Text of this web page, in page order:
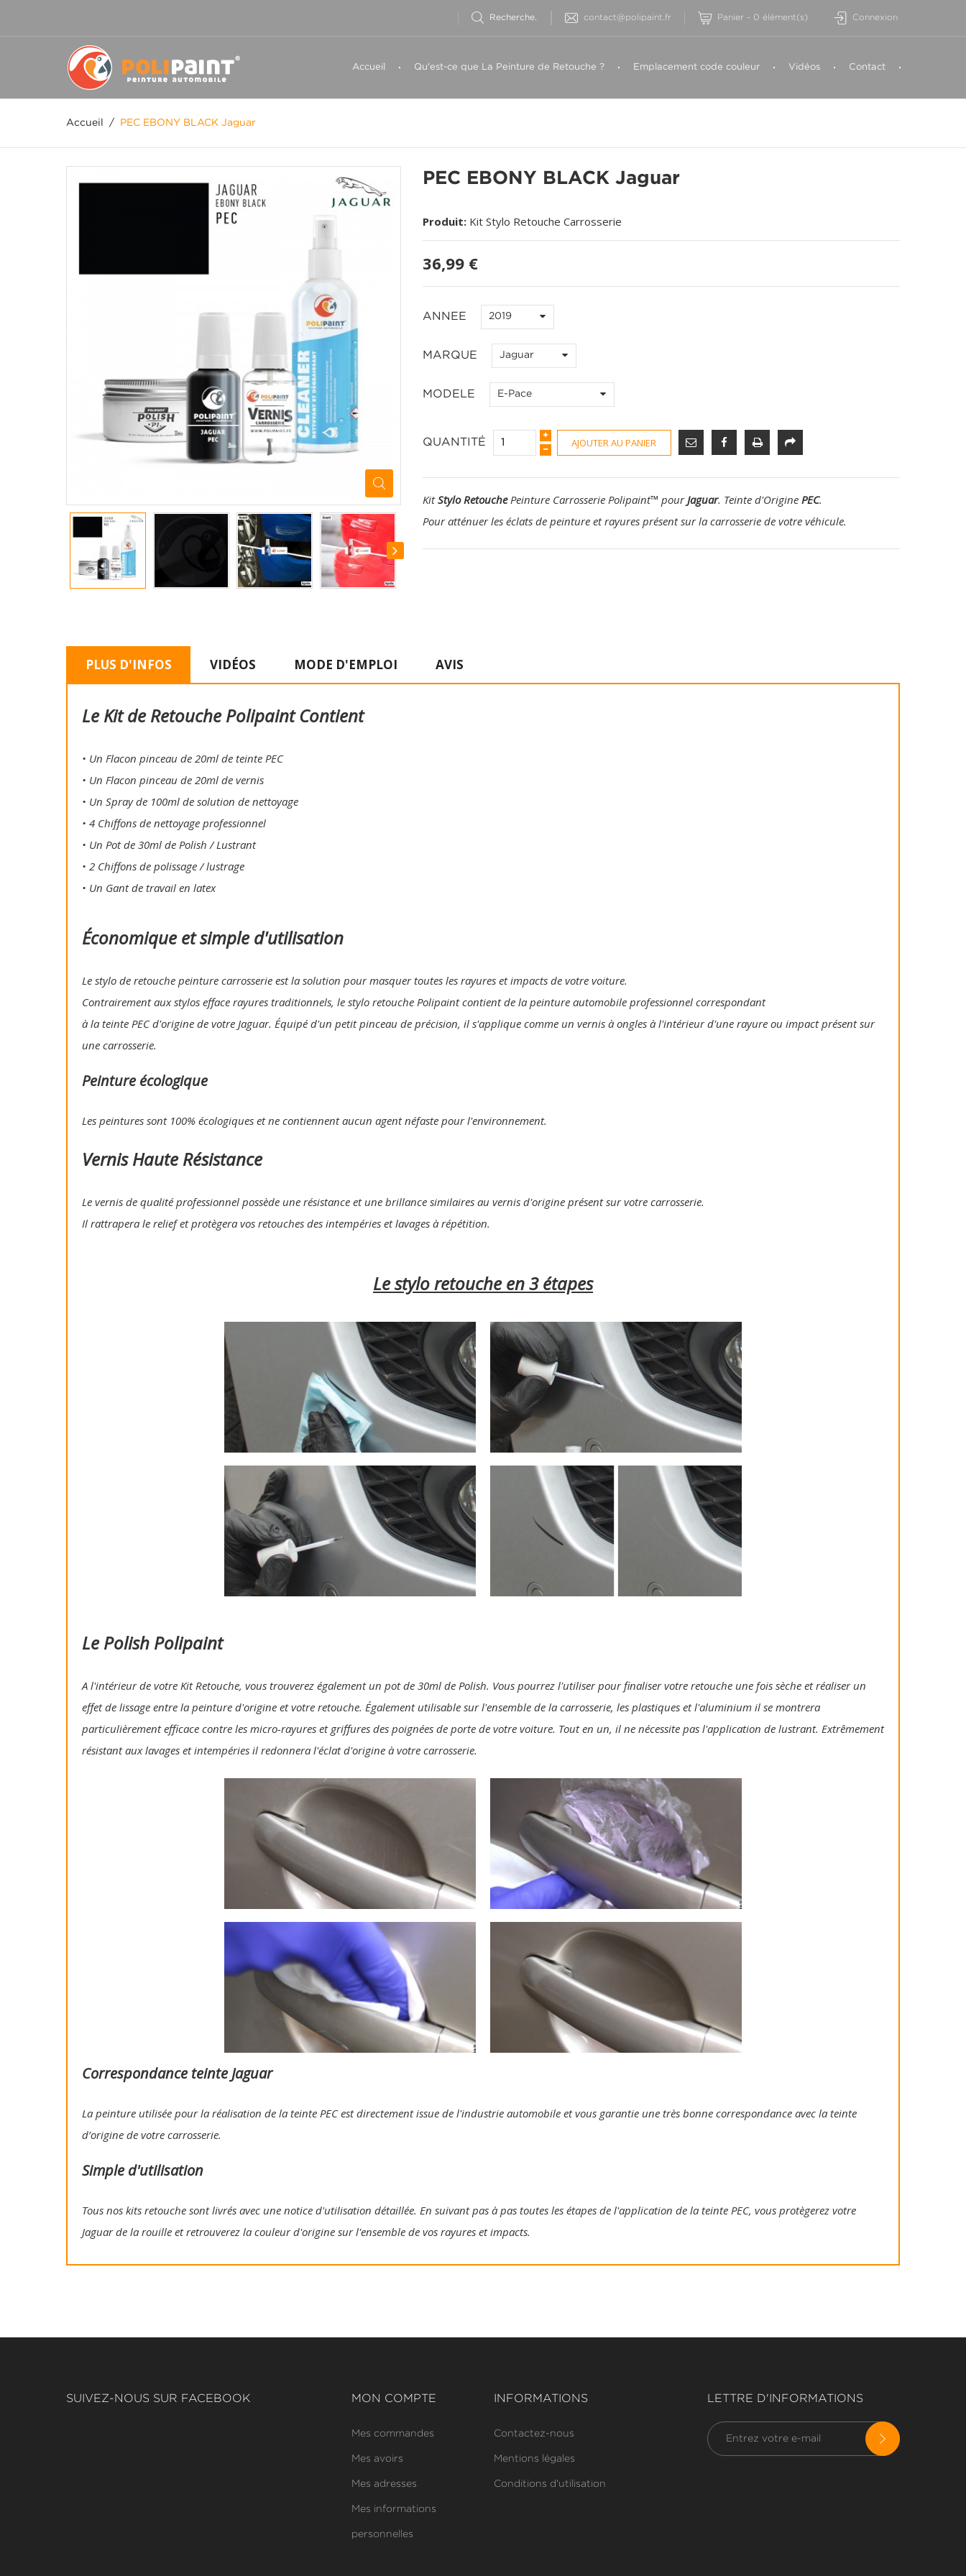
contact@polipaint.fr Panier - 0 élément(s) Connexion
Accueil Qu'est-ce que La Peinture de Retouche ? Emplacement code couleur Vidéos Contact
Accueil / PEC EBONY BLACK Jaguar
PEC EBONY BLACK Jaguar
Produit: Kit Stylo Retouche Carrosserie
36,99 €
ANNEE 2019
MARQUE Jaguar
MODELE E-Pace
QUANTITÉ AJOUTER AU PANIER
KitStylo RetouchePeinture Carrosserie Polipaint™ pourJaguar. Teinte d'Origine PEC.
Pour atténuer les éclats de peinture et rayures présent sur la carrosserie de votre véhicule.
PLUS D'INFOS VIDÉOS MODE D'EMPLOI AVIS
Le Kit de Retouche Polipaint Contient
• Un Flacon pinceau de 20ml de teinte PEC
• Un Flacon pinceau de 20ml de vernis
• Un Spray de 100ml de solution de nettoyage
• 4 Chiffons de nettoyage professionnel
• Un Pot de 30ml de Polish / Lustrant
• 2 Chiffons de polissage / lustrage
• Un Gant de travail en latex
Économique et simple d'utilisation
Le stylo de retouche peinture carrosserie est la solution pour masquer toutes les rayures et impacts de votre voiture.
Contrairement aux stylos efface rayures traditionnels, le stylo retouche Polipaint contient de la peinture automobile professionnel correspondant
à la teinte PEC d'origine de votre Jaguar. Équipé d'un petit pinceau de précision, il s'applique comme un vernis à ongles à l'intérieur d'une rayure ou impact présent sur
une carrosserie.
Peinture écologique
Les peintures sont 100% écologiques et ne contiennent aucun agent néfaste pour l'environnement.
Vernis Haute Résistance
Le vernis de qualité professionnel possède une résistance et une brillance similaires au vernis d'origine présent sur votre carrosserie.
Il rattrapera le relief et protègera vos retouches des intempéries et lavages à répétition.
Le stylo retouche en 3 étapes
Le Polish Polipaint
A l'intérieur de votre Kit Retouche, vous trouverez également un pot de 30ml de Polish. Vous pourrez l'utiliser pour finaliser votre retouche une fois sèche et réaliser un
effet de lissage entre la peinture d'origine et votre retouche. Également utilisable sur l'ensemble de la carrosserie, les plastiques et l'aluminium il se montrera
particulièrement efficace contre les micro-rayures et griffures des poignées de porte de votre voiture. Tout en un, il ne nécessite pas l'application de lustrant. Extrêmement
résistant aux lavages et intempéries il redonnera l'éclat d'origine à votre carrosserie.
Correspondance teinte Jaguar
La peinture utilisée pour la réalisation de la teinte PEC est directement issue de l'industrie automobile et vous garantie une très bonne correspondance avec la teinte
d’origine de votre carrosserie.
Simple d'utilisation
Tous nos kits retouche sont livrés avec une notice d'utilisation détaillée. En suivant pas à pas toutes les étapes de l'application de la teinte PEC, vous protègerez votre
Jaguar de la rouille et retrouverez la couleur d'origine sur l'ensemble de vos rayures et impacts.
SUIVEZ-NOUS SUR FACEBOOK MON COMPTE
Mes commandes
Mes avoirs
Mes adresses
Mes informations
personnelles
INFORMATIONS
Contactez-nous
Mentions légales
Conditions d'utilisation
LETTRE D'INFORMATIONS